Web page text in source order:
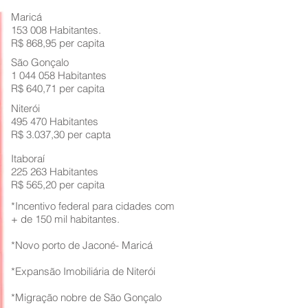
Maricá
153 008 Habitantes.
R$ 868,95 per capita
São Gonçalo
1 044 058 Habitantes
R$ 640,71 per capita
Niterói
495 470 Habitantes
R$ 3.037,30 per capta
Itaboraí
225 263 Habitantes
R$ 565,20 per capita
*Incentivo federal para cidades com
+ de 150 mil habitantes.
*Novo porto de Jaconé- Maricá
*Expansão Imobiliária de Niterói
*Migração nobre de São Gonçalo